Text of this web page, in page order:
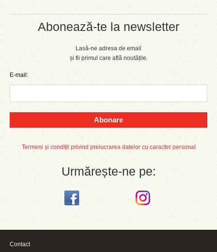
Abonează-te la newsletter
Lasă-ne adresa de email
și fii primul care află noutățile.
E-mail:
Abonare
Termeni și condiții privind prelucrarea datelor cu caracter personal
Urmărește-ne pe:
Contact